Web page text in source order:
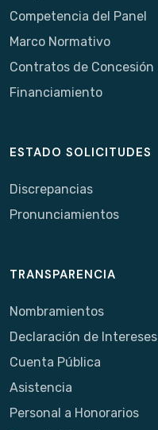
Competencia del Panel
Marco Normativo
Contratos de Concesión
Financiamiento
ESTADO SOLICITUDES
Discrepancias
Pronunciamientos
TRANSPARENCIA
Nombramientos
Declaración de Intereses
Cuenta Pública
Asistencia
Personal a Honorarios